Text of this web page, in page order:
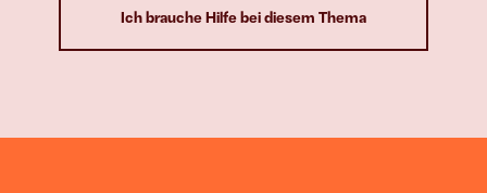
Ich brauche Hilfe bei diesem Thema